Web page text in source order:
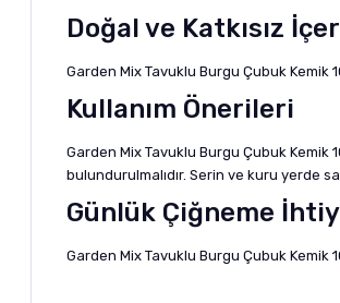
Doğal ve Katkısız
Garden Mix Tavuklu Burgu Çubuk
Kullanım Önerileri
Garden Mix Tavuklu Burgu Çubuk Kemik
bulundurulmalıdır. Serin ve kuru yerde
Günlük Çiğneme
Garden Mix Tavuklu Burgu Çubuk Kemik